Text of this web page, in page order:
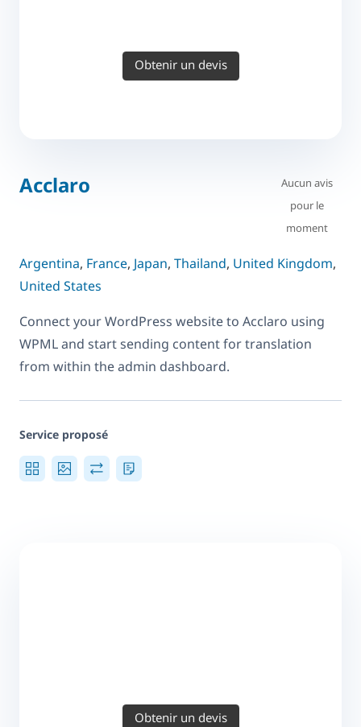
Obtenir un devis
Acclaro
Aucun avis
pour le
moment
Argentina, France, Japan, Thailand, United Kingdom,
United States
Connect your WordPress website to Acclaro using
WPML and start sending content for translation
from within the admin dashboard.
Service proposé
Obtenir un devis